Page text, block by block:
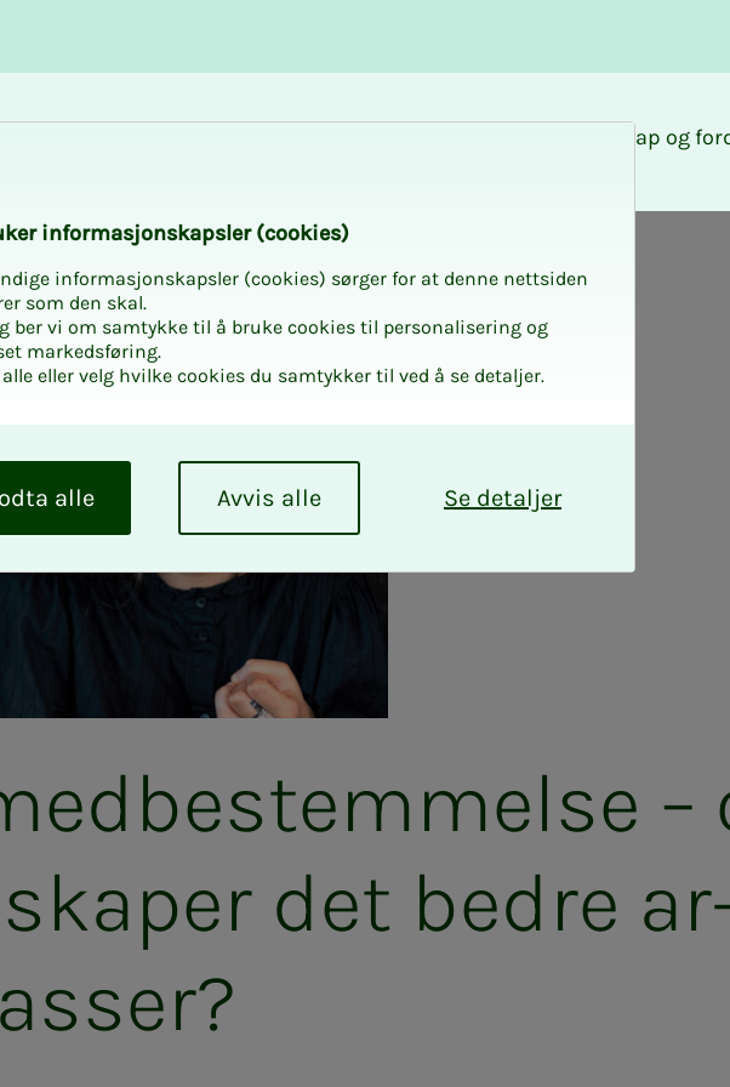
Medlemskap og
–
det bed­­­re
in­­­for­­­ma­­­sjons­­­kaps­­­­­ler (cookies)
informasjonskapsler (cookies) sørger for at denne nettsiden
som den skal.
ber vi om samtykke til å bruke cookies til personalisering og
markedsføring.
eller velg hvilke cookies du samtykker til ved å se detaljer.
Se detaljer
Avvis alle
alle